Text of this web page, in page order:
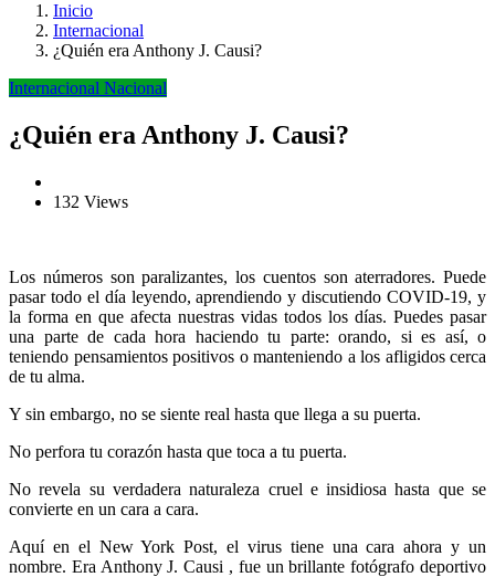
Inicio
Internacional
¿Quién era Anthony J. Causi?
Internacional Nacional
¿Quién era Anthony J. Causi?
132 Views
Los números son paralizantes, los cuentos son aterradores. Puede
pasar todo el día leyendo, aprendiendo y discutiendo COVID-19, y
la forma en que afecta nuestras vidas todos los días. Puedes pasar
una parte de cada hora haciendo tu parte: orando, si es así, o
teniendo pensamientos positivos o manteniendo a los afligidos cerca
de tu alma.
Y sin embargo, no se siente real hasta que llega a su puerta.
No perfora tu corazón hasta que toca a tu puerta.
No revela su verdadera naturaleza cruel e insidiosa hasta que se
convierte en un cara a cara.
Aquí en el New York Post, el virus tiene una cara ahora y un
nombre. Era Anthony J. Causi , fue un brillante fotógrafo deportivo